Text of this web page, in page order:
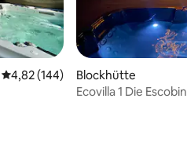
Durchschnittliche Bewertung:
4,82 (144)
Blockhütte
Ecovilla 1 Die